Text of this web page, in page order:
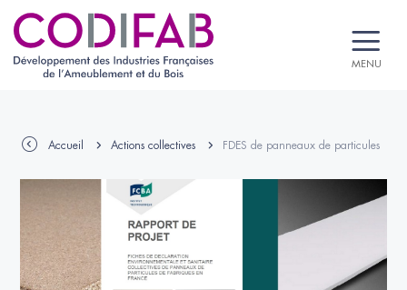
MENU
Accueil Actions collectives FDES de panneaux de particules